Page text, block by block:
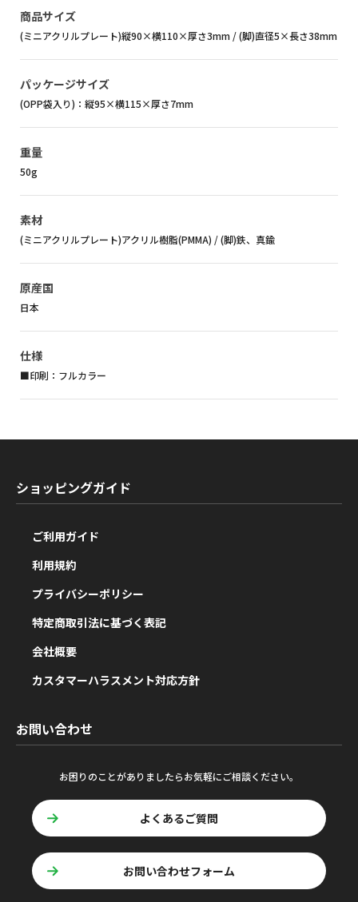
商品サイズ
(ミニアクリルプレート)縦90×横110×厚さ3mm / (脚)直径5×長さ38mm
パッケージサイズ
(OPP袋入り)：縦95×横115×厚さ7mm
重量
50g
素材
(ミニアクリルプレート)アクリル樹脂(PMMA) / (脚)鉄、真鍮
原産国
日本
仕様
■印刷：フルカラー
ショッピングガイド
ご利用ガイド
利用規約
プライバシーポリシー
特定商取引法に基づく表記
会社概要
カスタマーハラスメント対応方針
お問い合わせ
お困りのことがありましたらお気軽にご相談ください。
よくあるご質問
お問い合わせフォーム